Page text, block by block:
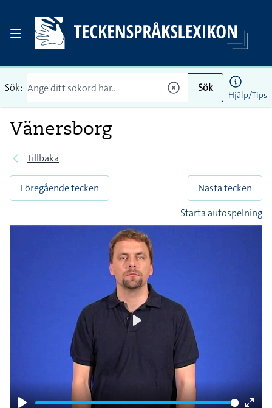
Sök: Sök
Hjälp/Tips
Vänersborg
Tillbaka
Föregående tecken
Nästa tecken
Starta autospelning